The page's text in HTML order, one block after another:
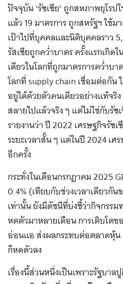
ปัจจุบัน ‘รัซเซีย’ ถูกสหภาพยุโรป
แล้ว 19 มาตรการ ถูกสหรัฐฯ ใช้
เป้าไปที่บุคคลและนิติบุคคลราว
รัสเซียถูกคว่ำบาตร ครั้งแรกเกิด
เดียวในโลกที่ถูกมาตรการคว่ำบ
โลกที่ supply chain เชื่อมต่อกัน
อยู่ได้ด้วยตัวคนเดียวอย่างแท้จริ
สลายไปแล้วจริง ๆ แต่ไม่ใช่กับรัซ
รายงานว่า ปี 2022 เศรษฐกิจรัซ
ระยะเวลาสั้น ๆ แต่ในปี 2024 เ
อีกครั้ง
กระทั่งในเดือนกรกฎาคม 2025
0.4% (เทียบกับช่วงเวลาเดียวกั
เท่านั้น ยังมีดัชนีที่บ่งชี้ว่ากิจกรรม
หดตัวมาหลายเดือน การเติบโตข
อ่อนแอ ส่งผลกระทบต่อตลาดหุ้น
ก็หดตัวลง
เรื่องนี้ส่วนหนึ่งเป็นเพราะรัฐบา